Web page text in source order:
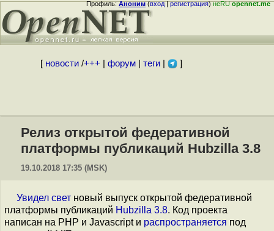
Профиль:Аноним(вход|регистрация)неRUopennet.me
[ новости/+++ форум| теги| ]
Релиз открытой федеративной
платформы публикаций Hubzilla 3.8
19.10.2018 17:35 (MSK)
Увидел свет новый выпуск открытой федеративной
платформы публикаций Hubzilla 3.8. Код проекта
написан на PHP и Javascript и распространяется под